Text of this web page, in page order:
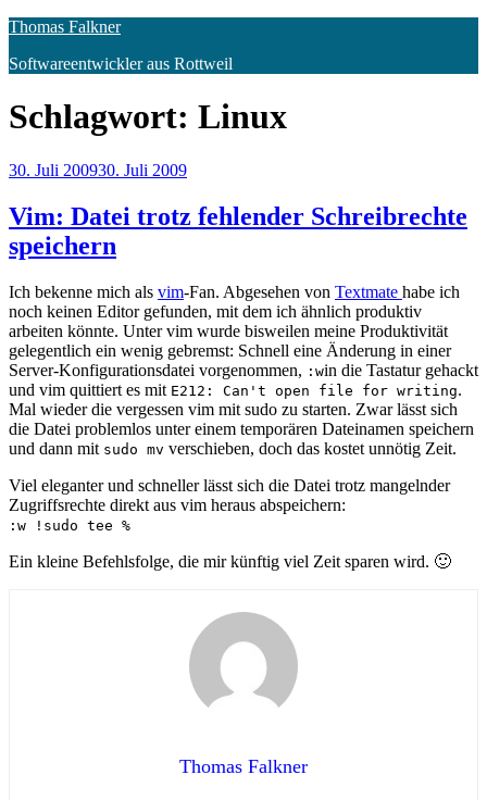
Zum
springen
Thomas Falkner
Softwareentwickler aus Rottweil
Schlagwort: Linux
Veröffentlicht
30. Juli 200930. Juli 2009
Vim: Datei trotz fehlender Schreibrechte
speichern
Ich bekenne mich als vim-Fan. Abgesehen von Textmate habe ich
noch keinen Editor gefunden, mit dem ich ähnlich produktiv
arbeiten könnte. Unter vim wurde bisweilen meine Produktivität
gelegentlich ein wenig gebremst: Schnell eine Änderung in einer
Server-Konfigurationsdatei vorgenommen, :win die Tastatur gehackt
und vim quittiert es mit E212: Can't open file for writing.
Mal wieder die vergessen vim mit sudo zu starten. Zwar lässt sich
die Datei problemlos unter einem temporären Dateinamen speichern
und dann mit sudo mv verschieben, doch das kostet unnötig Zeit.
Viel eleganter und schneller lässt sich die Datei trotz mangelnder
Zugriffsrechte direkt aus vim heraus abspeichern:
:w !sudo tee %
Ein kleine Befehlsfolge, die mir künftig viel Zeit sparen wird. 🙂
Thomas Falkner